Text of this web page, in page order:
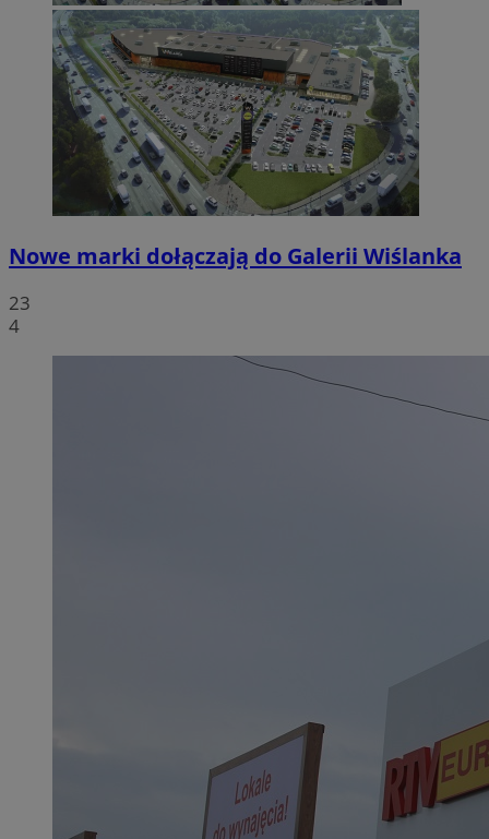
Nowe marki dołączają do Galerii Wiślanka
23
4